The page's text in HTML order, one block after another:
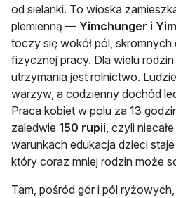
od sielanki. To wioska
plemienną — Yimchunger i
toczy się wokół pól,
fizycznej pracy. Dla wielu rodzin
utrzymania jest rolnictwo.
warzyw, a codzienny dochód
Praca kobiet w polu za 13
zaledwie 150 rupii , czyli niecałe
warunkach edukacja dzieci
który coraz mniej rodzin może
Tam, pośród gór i pól ryżowych,